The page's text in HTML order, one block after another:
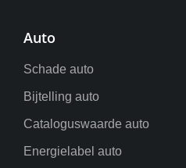
Auto
Schade auto
Bijtelling auto
Cataloguswaarde auto
Energielabel auto